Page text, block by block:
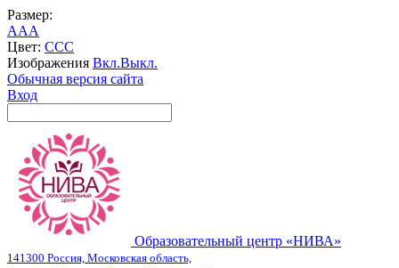
Размер:
AAA
Цвет: CCC
Изображения Вкл.Выкл.
Обычная версия сайта
Вход
Образовательный центр «НИВА»
141300 Россия, Московская область,